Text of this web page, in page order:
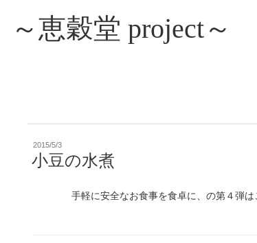
～恵穀堂 project～
投
稿
日:
2015/5/3
小豆の水煮
手軽に安全なお食事を食卓に、の第４弾はこ